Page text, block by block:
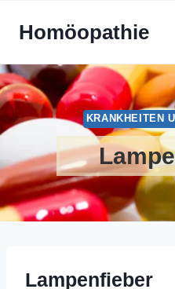
InhaltHomöopathie
KRANKHEITEN
Lampenfieber